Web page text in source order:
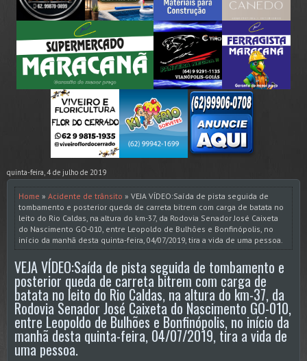
quinta-feira, 4 de julho de 2019
Home » Acidente de trânsito » VEJA VÍDEO:Saída de pista seguida de
tombamento e posterior queda de carreta bitrem com carga de batata no
leito do Rio Caldas, na altura do km-37, da Rodovia Senador José Caixeta
do Nascimento GO-010, entre Leopoldo de Bulhões e Bonfinópolis, no
início da manhã desta quinta-feira, 04/07/2019, tira a vida de uma pessoa.
VEJA VÍDEO:Saída de pista seguida de tombamento e
posterior queda de carreta bitrem com carga de
batata no leito do Rio Caldas, na altura do km-37, da
Rodovia Senador José Caixeta do Nascimento GO-010,
entre Leopoldo de Bulhões e Bonfinópolis, no início da
manhã desta quinta-feira, 04/07/2019, tira a vida de
uma pessoa.